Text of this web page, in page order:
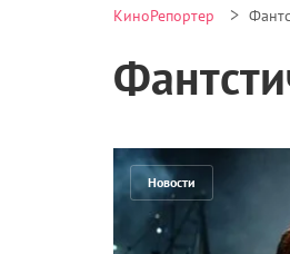
КиноРепортер >
Новости